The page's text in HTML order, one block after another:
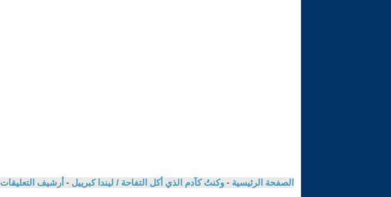
الصفحة الرئيسية - وكنتُ كآدم الذي أكل التفاحة / ليندا كبرييل - أرشيف التعليقات